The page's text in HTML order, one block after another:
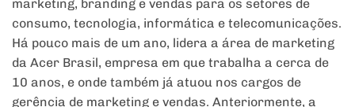
marketing, branding e vendas para os setores de
consumo, tecnologia, informática e telecomunicações.
Há pouco mais de um ano, lidera a área de marketing
da Acer Brasil, empresa em que trabalha a cerca de
10 anos, e onde também já atuou nos cargos de
gerência de marketing e vendas. Anteriormente, a